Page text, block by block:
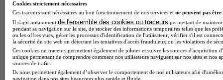
BTS Esf en alternance
BTS Dietetique en alternance
BTS Mco en alternance
BTS Pi en alternance
BTS Sp3s en alternance
Master CCA en alternance
BTS Ndrc en alternance
BTS Sam en alternance
Cookies strictement nécessaires
Ces traceurs sont nécessaires au bon fonctionnement de nos services et ne peuvent pas être
Il s'agit notamment de l'ensemble des cookies ou traceurs permettant de
pendant sa navigation sur le site, de stocker des informations temporaires telles que les
ou les offres vues, gérer les processus d'identification de l'utilisateur, vérifier s'il est
la sécurité du site web en détectant les tentatives d'accès frauduleux ou les violations de
Ces cookies ou traceurs permettent également de piloter et suivre les sources d'acquisition
unique permettant de comprendre comment nos utilisateurs naviguent sur nos sites et nos
sources de trafic.
Ils nous permettent également d’observer le comportement de nos utilisateurs afin
navigation dans nos sites beaucoup plus rapide et fluide.